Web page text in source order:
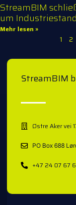
StreamBIM
um
Mehr lesen »
1 2
StreamBIM
Østre Aker vei
PO Box 688
+47 24 07 67